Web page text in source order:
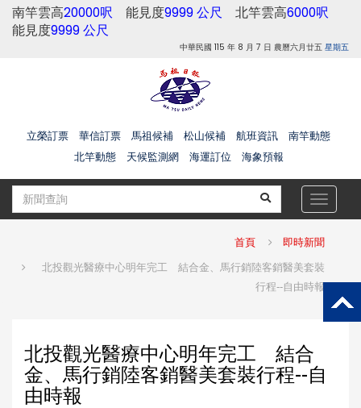
南竿雲高20000呎 能見度9999 公尺 北竿雲高6000呎
能見度9999 公尺
中華民國 115 年 8 月 7 日 農曆六月廿五 星期五
立榮訂票 華信訂票 馬祖候補 松山候補 航班資訊
南竿動態
北竿動態
天候監測網 海運訂位 海象預報
Toggle
首頁 即時新聞
北投觀光醫療中心明年完工 結合金、馬行銷陸客銷醫美套裝
行程--自由時報
北投觀光醫療中心明年完工 結合
金、馬行銷陸客銷醫美套裝行程--自
由時報